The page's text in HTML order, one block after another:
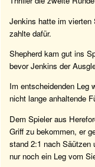
Jenkins hatte im vierten
zahlte dafür.
Shepherd kam gut ins
bevor Jenkins der
Im entscheidenden Leg
nicht lange anhaltende
Dem Spieler aus
Griff zu bekommen, er
stand 2:1 nach Säützen
nur noch ein Leg vom